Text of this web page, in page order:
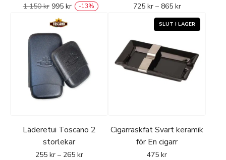
1 150kr 995 kr -13% 725 kr – 865 kr
Läderetui Toscano 2
storlekar
255 kr – 265 kr
Cigarraskfat Svart keramik
för En cigarr
475 kr